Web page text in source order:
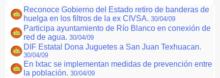
Reconoce Gobierno del Estado retiro de banderas de
huelga en los filtros de la ex CIVSA. 30/04/09
Participa ayuntamiento de Río Blanco en conexión de
red de agua. 30/04/09
DIF Estatal Dona Juguetes a San Juan Texhuacan.
30/04/09
En Ixtac se implementan medidas de prevención entre
la población. 30/04/09